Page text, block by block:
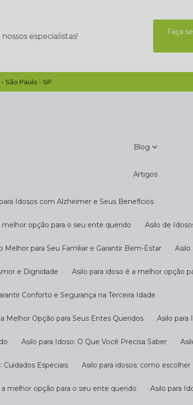
especialistas!
Faça
São Paulo - SP
Blog
Artigos
Idosos com Alzheimer e Seus Benefícios
melhor opção para o seu ente querido Asilo de
Melhor para Seu Familiar e Garantir Bem-Estar
e Dignidade Asilo para idoso é a melhor opção
Conforto e Segurança na Terceira Idade
a Melhor Opção para Seus Entes Queridos Asilo
Asilo para Idoso: O Que Você Precisa Saber
Cuidados Especiais Asilo para idosos: como
a melhor opção para o seu ente querido Asilo para